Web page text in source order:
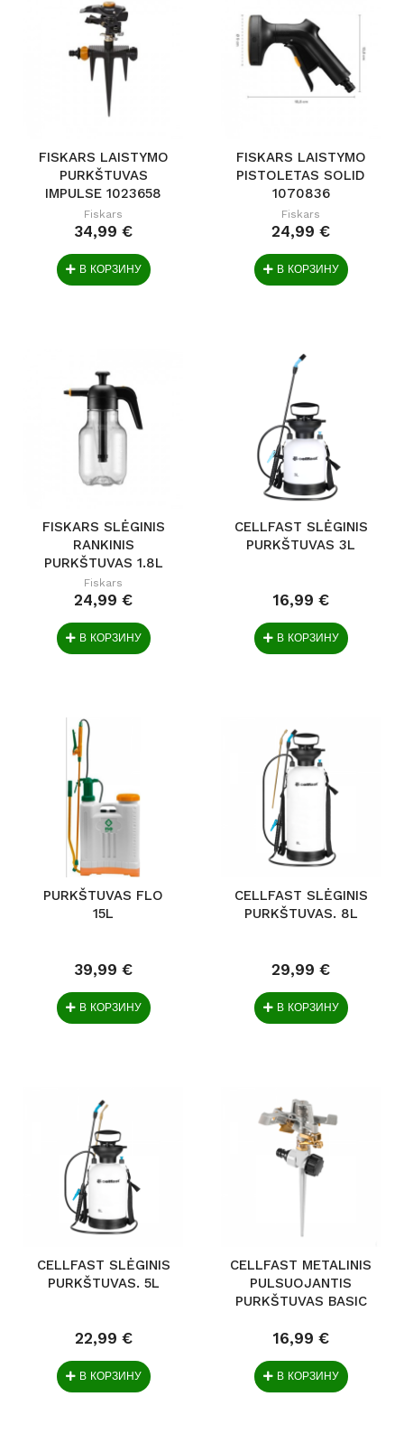
FISKARS LAISTYMO
PURKŠTUVAS
IMPULSE 1023658
Fiskars
34,99 €
В КОРЗИНУ
FISKARS LAISTYMO
PISTOLETAS SOLID
1070836
Fiskars
24,99 €
В КОРЗИНУ
FISKARS SLĖGINIS
RANKINIS
PURKŠTUVAS 1.8L
1027379
Fiskars
24,99 €
В КОРЗИНУ
CELLFAST SLĖGINIS
PURKŠTUVAS 3L
16,99 €
В КОРЗИНУ
PURKŠTUVAS FLO
15L
39,99 €
В КОРЗИНУ
CELLFAST SLĖGINIS
PURKŠTUVAS. 8L
29,99 €
В КОРЗИНУ
CELLFAST SLĖGINIS
PURKŠTUVAS. 5L
22,99 €
В КОРЗИНУ
CELLFAST METALINIS
PULSUOJANTIS
PURKŠTUVAS BASIC
16,99 €
В КОРЗИНУ